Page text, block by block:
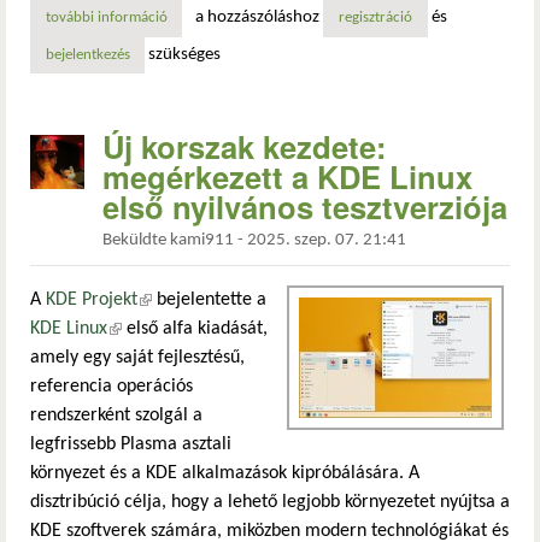
további információkde frameworks 6.18 megjelent: minden, amit érdemes
a hozzászóláshoz regisztráció és
bejelentkezés szükséges
Új korszak kezdete:
megérkezett a KDE Linux
első nyilvános tesztverziója
Beküldte kami911 - 2025. szep. 07. 21:41
A KDE Projekt(külső hivatkozás)
bejelentette a
KDE Linux(külső hivatkozás)
első alfa kiadását,
amely egy saját fejlesztésű,
referencia operációs
rendszerként szolgál a
legfrissebb Plasma asztali
környezet és a KDE alkalmazások kipróbálására. A
disztribúció célja, hogy a lehető legjobb környezetet nyújtsa a
KDE szoftverek számára, miközben modern technológiákat és